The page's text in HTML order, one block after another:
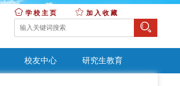
学校主页 加入收藏
校友中心 研究生教育